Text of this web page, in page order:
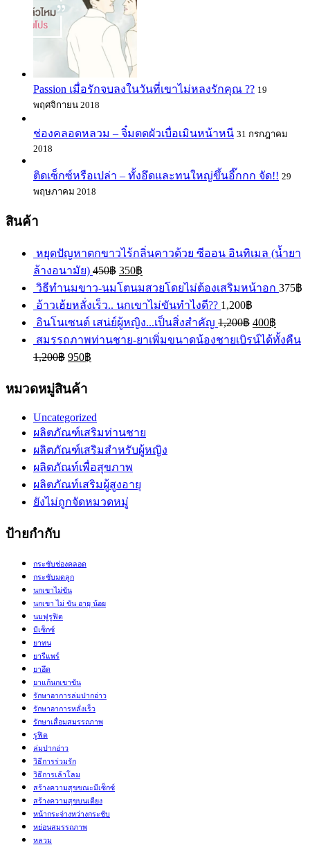
Passion เมื่อรักจบลงในวันที่เขาไม่หลงรักคุณ ?? 19
พฤศจิกายน 2018
ช่องคลอดหลวม – จิ๋มตดผัวเบื่อเมินหน้าหนี 31 กรกฎาคม
2018
ติดเซ็กซ์หรือเปล่า – ทั้งอึดและทนใหญ่ขึ้นอี๊กกก จัด!! 29
พฤษภาคม 2018
สินค้า
หยุดปัญหาตกขาวไร้กลิ่นคาวด้วย ซีออน อินทิเมล (น้ำยา
ล้างอนามัย) 450฿ 350฿
วิธีทำนมขาว-นมโตนมสวยโดยไม่ต้องเสริมหน้าอก 375฿
อ้าวเฮ้ยหลั่งเร็ว.. นกเขาไม่ขันทำไงดี?? 1,200฿
อินโนเซนต์ เสน่ย์ผู้หญิง...เป็นสิ่งสำคัญ 1,200฿ 400฿
สมรรถภาพท่านชาย-ยาเพิ่มขนาดน้องชายเบิรน์ได้ทั้งคืน
1,200฿ 950฿
หมวดหมู่สินค้า
Uncategorized
ผลิตภัณฑ์เสริมท่านชาย
ผลิตภัณฑ์เสริมสำหรับผู้หญิง
ผลิตภัณท์เพื่อสุขภาพ
ผลิตภัณท์เสริมผู้สูงอายุ
ยังไม่ถูกจัดหมวดหมู่
ป้ายกำกับ
กระชับช่องคลอด
กระชับมดลูก
นกเขาไม่ขัน
นกเขา ไม่ ขัน อายุ น้อย
นมฟูรูฟิต
มีเซ็กซ์
ยาทน
ยารีแพร์
ยาอึด
ยาแก้นกเขาขัน
รักษาอาการล่มปากอ่าว
รักษาอาการหลั่งเร็ว
รักษาเสื่อมสมรรถภาพ
รูฟิต
ล่มปากอ่าว
วิธีการร่วมรัก
วิธีการเล้าโลม
สร้างความสุขขณะมีเซ็กซ์
สร้างความสุขบนเตียง
หน้ากระจ่างหว่างกระชับ
หย่อนสมรรถภาพ
หลวม